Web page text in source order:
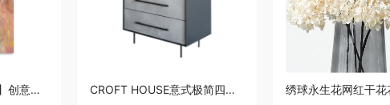
【LESHUCANGHUA】创意插画动漫人物月野兔SailorMoon水兵月明信片 CROFT HOUSE意式极简四斗柜/现代简约高款抽屉柜卧室工业风FOMIX储物柜 【铝合金＆皮艺饰面】 BRONSON DRESSER